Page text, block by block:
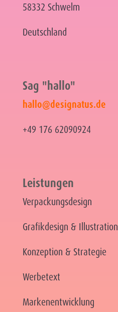
58332 Schwelm
Deutschland
Sag "hallo"
hallo@designatus.de
+49 176 62090924
Leistungen
Verpackungsdesign
Grafikdesign & Illustration
Konzeption & Strategie
Werbetext
Markenentwicklung